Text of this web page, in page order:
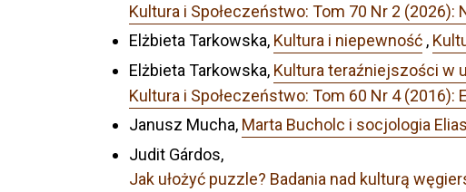
Kultura i Społeczeństwo: Tom 70 Nr 2
Elżbieta Tarkowska, Kultura i niepewność ,
Elżbieta Tarkowska, Kultura teraźniejszości w
Kultura i Społeczeństwo: Tom 60 Nr 4 (2016):
Janusz Mucha, Marta Bucholc i socjologia
Judit Gárdos,
Jak ułożyć puzzle? Badania nad kulturą